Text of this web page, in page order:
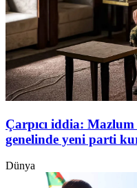
Çarpıcı iddia:
genelinde yeni parti
Dünya